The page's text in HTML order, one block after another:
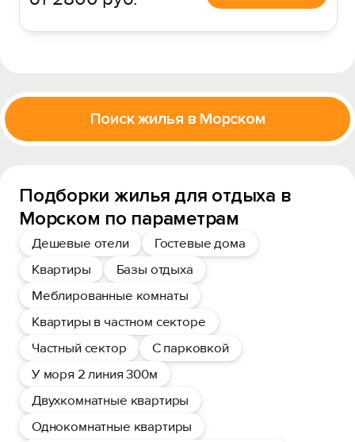
Поиск жилья в Морском
Подборки жилья для отдыха в
Морском по параметрам
Дешевые отели
Гостевые дома
Квартиры
Базы отдыха
Меблированные комнаты
Квартиры в частном секторе
Частный сектор
С парковкой
У моря 2 линия 300м
Двухкомнатные квартиры
Однокомнатные квартиры